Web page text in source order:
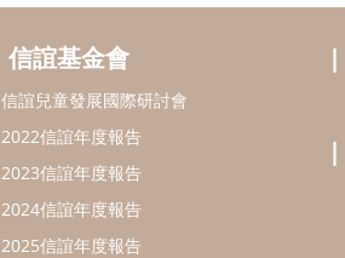
信誼基金會
信誼兒童發展國際研討會
2022信誼年度報告
2023信誼年度報告
2024信誼年度報告
2025信誼年度報告